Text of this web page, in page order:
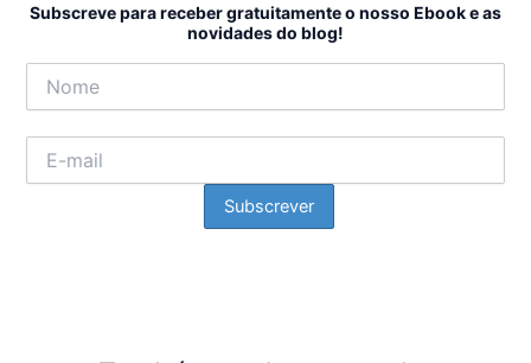
Subscreve para receber gratuitamente o nosso Ebook e as
novidades do blog!